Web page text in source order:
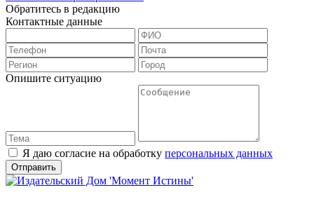
Обратитесь в редакцию
Контактные данные
Опишите ситуацию
Я даю согласие на обработку персональных данных